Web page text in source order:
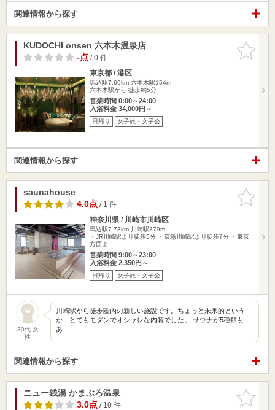
関連情報から探す
お気に入
りに追加
KUDOCHI onsen 六本木温泉店
-点/ 0 件
東京都 / 港区
馬込駅7.69km 六本木駅154m
六本木駅から 徒歩約5分
営業時間 0:00～24:00
入浴料金 34,000円～
日帰り 女子旅・女子会
関連情報から探す
お気に入
りに追加
saunahouse
4.0点/ 1 件
神奈川県 / 川崎市川崎区
馬込駅7.73km
川崎駅379m
・JR川崎駅より徒歩5分 ・京急川崎駅より徒歩7分 ・東京
方面よ…
営業時間 9:00～23:00
入浴料金 2,350円～
日帰り 女子旅・女子会
30代 女
性
川崎駅から徒歩圏内の新しい施設です。ちょっと未来的という
か、とてもモダンでオシャレな内装でした。 サウナが5種類も
あ…
関連情報から探す
お気に入
りに追加
ニュー銭湯 かまぶろ温泉
3.0点/ 10 件